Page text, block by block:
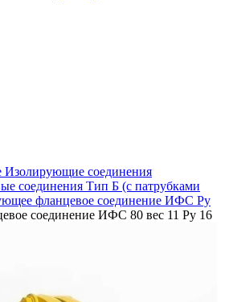
Изолирующие соединения
соединения Тип Б (с патрубками
фланцевое соединение ИФС Ру
соединение ИФС 80 вес 11 Ру 16